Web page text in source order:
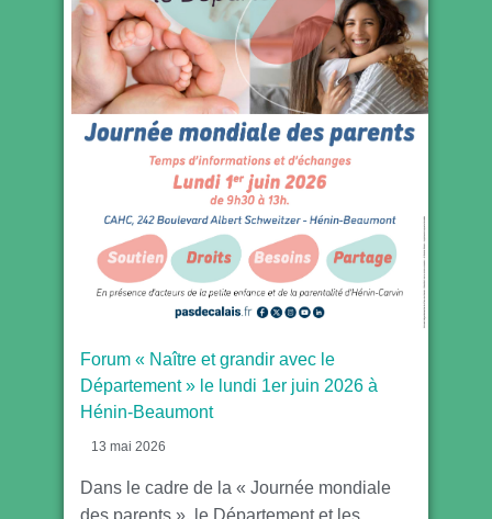
Forum « Naître et grandir avec le
Département » le lundi 1er juin 2026 à
Hénin-Beaumont
13 mai 2026
Dans le cadre de la « Journée mondiale
des parents », le Département et les